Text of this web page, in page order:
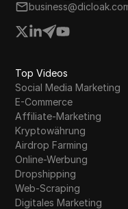
Top Videos
Social Media Marketing
E-Commerce
Affiliate-Marketing
Kryptowährung
Airdrop Farming
Online-Werbung
Dropshipping
Web-Scraping
Digitales Marketing